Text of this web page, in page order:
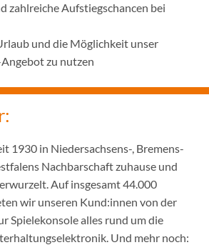
zahlreiche Aufstiegschancen bei
und die Möglichkeit unser
zu nutzen
1930 in Niedersachsens-, Bremens-
Nachbarschaft zuhause und
Auf insgesamt 44.000
wir unseren Kund:innen von der
Spielekonsole alles rund um die
Und mehr noch: